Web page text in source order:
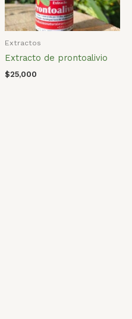
Extractos
Extracto de prontoalivio
$25,000